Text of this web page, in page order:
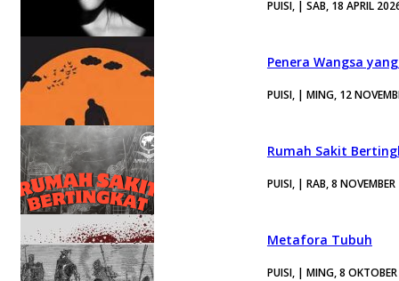
PUISI, | SAB, 18 APRIL
Penera Wangsa
PUISI, | MING, 12
Rumah Sakit
PUISI, | RAB, 8
Metafora Tubuh
PUISI, | MING, 8